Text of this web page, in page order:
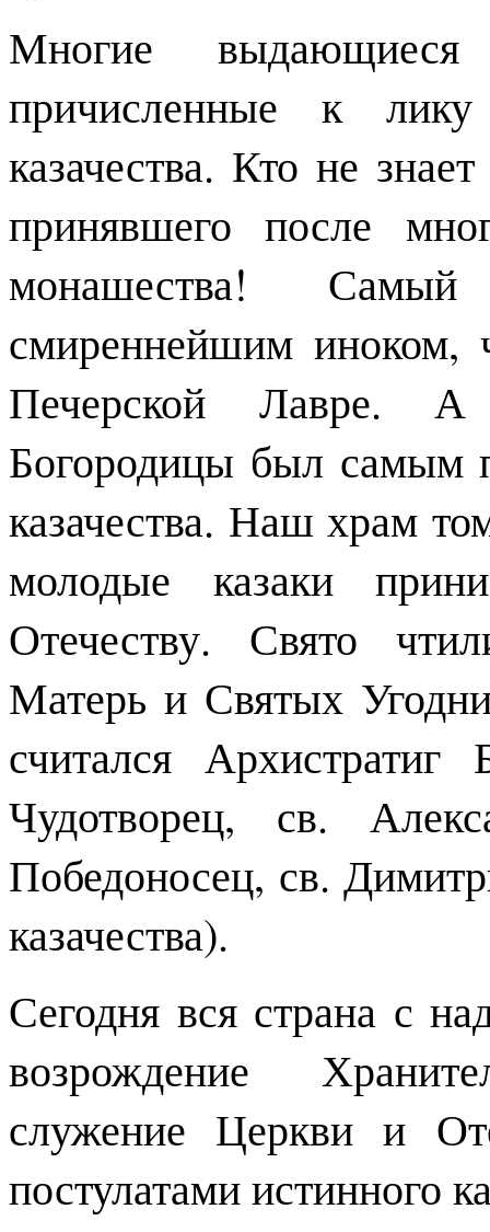
Многие выдающиеся
причисленные к
казачества. Кто не
принявшего после
монашества!
смиреннейшим
Печерской Лавре. А
Богородицы был самым
казачества. Наш храм
молодые казаки
Отечеству. Свято
Матерь и Святых
считался
Чудотворец, св.
Победоносец, св.
казачества).
Сегодня вся страна с
возрождение
служение Церкви и
постулатами истинного